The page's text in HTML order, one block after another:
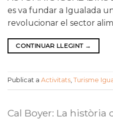
es va fundar a Igualada
revolucionar el sector
CONTINUAR LLEGINT →
Publicat a Activitats, Turisme
Cal Boyer: La història